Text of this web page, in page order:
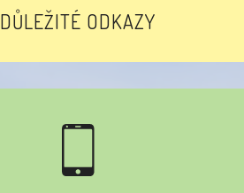
DŮLEŽITÉ ODKAZY